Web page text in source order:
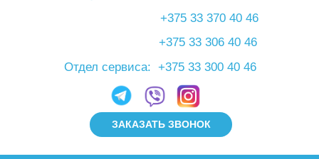
+375 33 306 40 46
+375 33 370 40 46
ЗАКАЗАТЬ ЗВОНОК
+375 33 300 40 46
Отдел сервиса: